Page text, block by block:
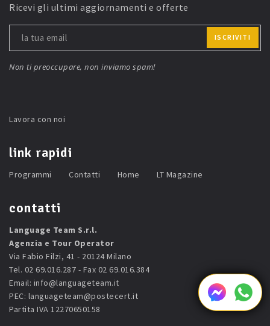
Ricevi gli ultimi aggiornamenti e offerte
ISCRIVITI
Non ti preoccupare, non inviamo spam!
Lavora con noi
link rapidi
Programmi Contatti Home LT Magazine
contatti
Language Team S.r.l.
Agenzia e Tour Operator
Via Fabio Filzi, 41 - 20124 Milano
Tel. 02 69.016.287 - Fax 02 69.016.384
Email: info@languageteam.it
PEC: languageteam@postecert.it
Partita IVA 12270650158